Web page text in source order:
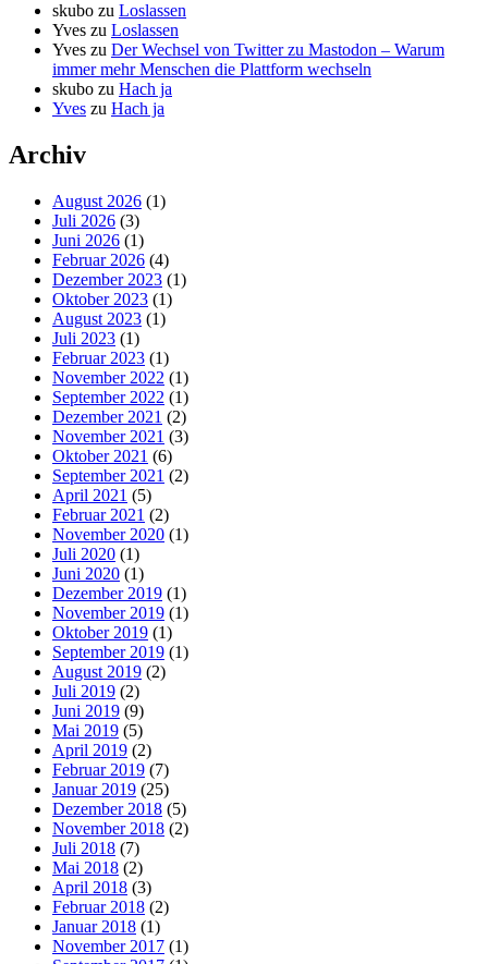
skubo zu Loslassen
Yves zu Loslassen
Yves zu Der Wechsel von Twitter zu Mastodon – Warum
immer mehr Menschen die Plattform wechseln
skubo zu Hach ja
Yves zu Hach ja
Archiv
August 2026 (1)
Juli 2026 (3)
Juni 2026 (1)
Februar 2026 (4)
Dezember 2023 (1)
Oktober 2023 (1)
August 2023 (1)
Juli 2023 (1)
Februar 2023 (1)
November 2022 (1)
September 2022 (1)
Dezember 2021 (2)
November 2021 (3)
Oktober 2021 (6)
September 2021 (2)
April 2021 (5)
Februar 2021 (2)
November 2020 (1)
Juli 2020 (1)
Juni 2020 (1)
Dezember 2019 (1)
November 2019 (1)
Oktober 2019 (1)
September 2019 (1)
August 2019 (2)
Juli 2019 (2)
Juni 2019 (9)
Mai 2019 (5)
April 2019 (2)
Februar 2019 (7)
Januar 2019 (25)
Dezember 2018 (5)
November 2018 (2)
Juli 2018 (7)
Mai 2018 (2)
April 2018 (3)
Februar 2018 (2)
Januar 2018 (1)
November 2017 (1)